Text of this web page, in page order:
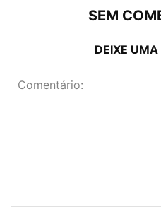
SEM
DEIXE UMA